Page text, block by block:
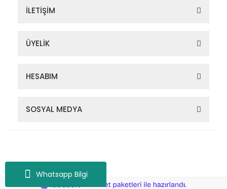
Whatsapp Bilgi
İLETİŞİM
ÜYELİK
HESABIM
SOSYAL MEDYA
e-